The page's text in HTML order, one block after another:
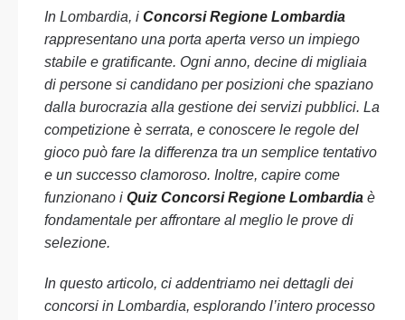
In Lombardia, i Concorsi Regione Lombardia
rappresentano una porta aperta verso un impiego
stabile e gratificante. Ogni anno, decine di migliaia
di persone si candidano per posizioni che spaziano
dalla burocrazia alla gestione dei servizi pubblici. La
competizione è serrata, e conoscere le regole del
gioco può fare la differenza tra un semplice tentativo
e un successo clamoroso. Inoltre, capire come
funzionano i Quiz Concorsi Regione Lombardia è
fondamentale per affrontare al meglio le prove di
selezione.
In questo articolo, ci addentriamo nei dettagli dei
concorsi in Lombardia, esplorando l’intero processo